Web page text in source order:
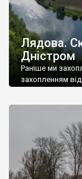
Лядова.
Дністром
Раніше ми
захопленням